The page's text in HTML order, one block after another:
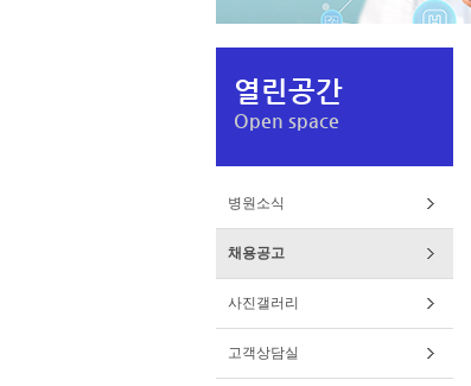
열린공간
Open space
병원소식
채용공고
사진갤러리
고객상담실